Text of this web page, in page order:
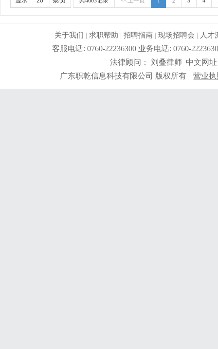
题:4、熟练使用电脑办公软件。更详细...
关于我们 |求职帮助 |招聘指南 |现场招聘会 | 人才
客服电话: 0760-22236300 业务电话: 0760-
法律顾问： 刘叠律师 中文网
广东职乾信息科技有限公司 版权所有
营业